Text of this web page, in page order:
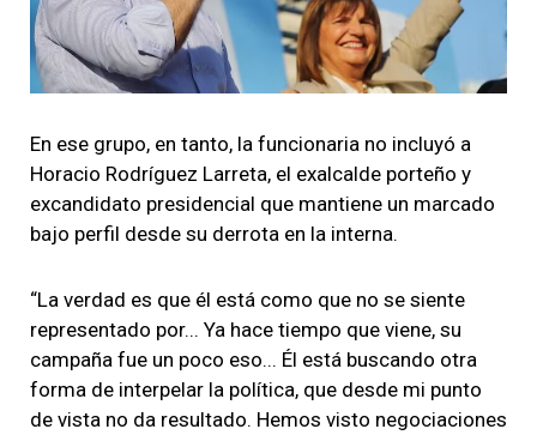
En ese grupo, en tanto, la funcionaria no incluyó a
Horacio Rodríguez Larreta, el exalcalde porteño y
excandidato presidencial que mantiene un marcado
bajo perfil desde su derrota en la interna.
“La verdad es que él está como que no se siente
representado por... Ya hace tiempo que viene, su
campaña fue un poco eso... Él está buscando otra
forma de interpelar la política, que desde mi punto
de vista no da resultado. Hemos visto negociaciones